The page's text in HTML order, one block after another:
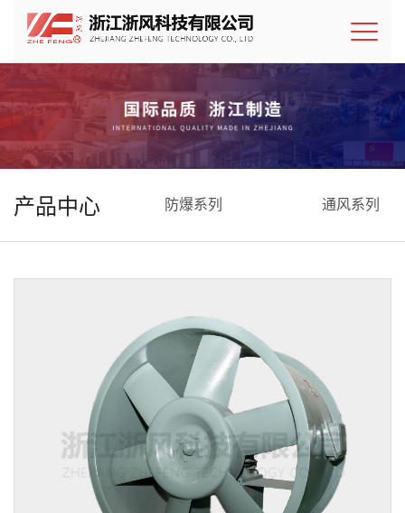
产品中心 防爆系列 通风系列